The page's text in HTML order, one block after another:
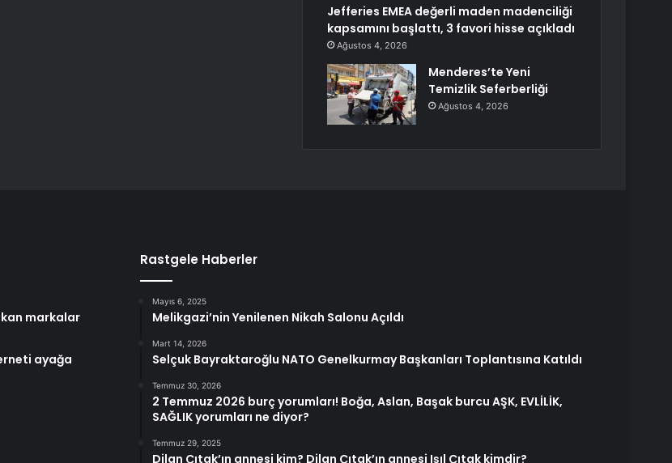
Jefferies EMEA değerli maden madenciliği
kapsamını başlattı, 3 favori hisse açıkladı
Ağustos 4, 2026
Menderes’te Yeni
Temizlik Seferberliği
Ağustos 4, 2026
markalar
ayağa
Rastgele Haberler
Mayıs 6, 2025
Melikgazi’nin Yenilenen Nikah Salonu Açıldı
Mart 14, 2026
Selçuk Bayraktaroğlu NATO Genelkurmay Başkanları Toplantısına Katıldı
Temmuz 30, 2026
2 Temmuz 2026 burç yorumları! Boğa, Aslan, Başak burcu AŞK, EVLİLİK,
SAĞLIK yorumları ne diyor?
Temmuz 29, 2025
Dilan Çıtak’ın annesi kim? Dilan Çıtak’ın annesi Işıl Çıtak kimdir?